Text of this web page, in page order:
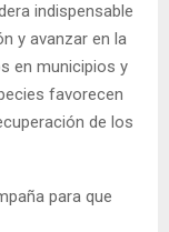
indispensable
y avanzar en la
en municipios y
favorecen
de los
para que